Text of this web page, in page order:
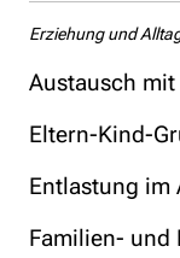
Erziehung und
Austausch
Eltern-Kind-
Entlastung im
Familien- und